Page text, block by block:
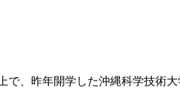
、昨年開学した沖縄科学技術大